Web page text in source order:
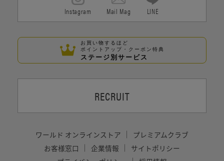
Instagram Mail Mag LINE
お買い物するほど
ポイントアップ・クーポン特典
ステージ別サービス
RECRUIT
ワールド オンラインストア
プレミアムクラブ
お客様窓口
企業情報
サイトポリシー